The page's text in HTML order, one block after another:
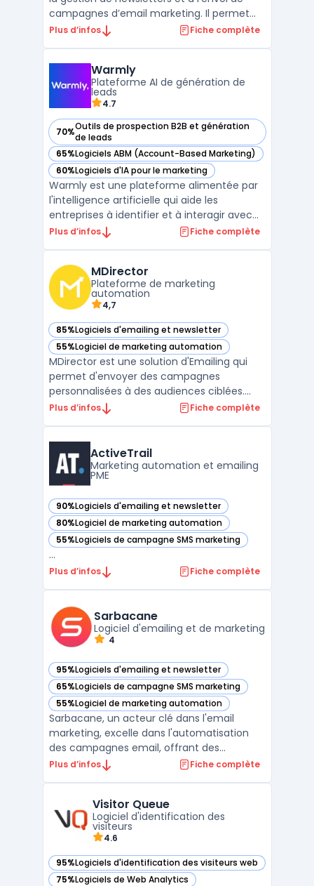
campagnes d’email marketing. Il permet
aux entreprises de toutes tailles de
sans compétence technique préalable. Le
service se dis ...
Plus d’infos Fiche complète
Warmly
Plateforme AI de génération de
leads
4.7
70%Outils de prospection B2B et génération
de leads
— voir Warmly dans cette catégorie
65%Logiciels ABM (Account-Based Marketing)
— voir Warmly dans cette catégorie
60%Logiciels d'IA pour le marketing
— voir Warmly dans cette catégorie
Warmly est une plateforme alimentée par
l'intelligence artificielle qui aide les
entreprises à identifier et à interagir avec
des visiteurs à fort potentiel sur leur site
commerciales et marketing de repérer les
visiteurs anonyme ...
Plus d’infos Fiche complète
MDirector
Plateforme de marketing
automation
4,7
85%Logiciels d'emailing et newsletter
— voir MDirector dans cette catégorie
55%Logiciel de marketing automation
— voir MDirector dans cette catégorie
MDirector est une solution d'Emailing qui
permet d'envoyer des campagnes
personnalisées à des audiences ciblées.
Avec cette plate-forme, il est possible de
ses fonctionnalités avancées, MDirector
facilite la mise en pl ...
Plus d’infos Fiche complète
ActiveTrail
Marketing automation et emailing
PME
90%Logiciels d'emailing et newsletter
— voir ActiveTrail dans cette catégorie
80%Logiciel de marketing automation
— voir ActiveTrail dans cette catégorie
55%Logiciels de campagne SMS marketing
— voir ActiveTrail dans cette catégorie
...
Plus d’infos Fiche complète
Sarbacane
Logiciel d'emailing et de marketing
4
95%Logiciels d'emailing et newsletter
— voir Sarbacane dans cette catégorie
65%Logiciels de campagne SMS marketing
— voir Sarbacane dans cette catégorie
55%Logiciel de marketing automation
— voir Sarbacane dans cette catégorie
Sarbacane, un acteur clé dans l'email
marketing, excelle dans l'automatisation
des campagnes email, offrant des
stratégies d'automatisation email efficaces
campagnes email, Sarbacane facilite la
création de campagnes email cib ...
Plus d’infos Fiche complète
Visitor Queue
Logiciel d'identification des
visiteurs
4.6
95%Logiciels d'identification des visiteurs web
— voir Visitor Queue dans cette catégorie
75%Logiciels de Web Analytics